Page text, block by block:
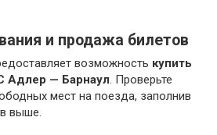
и продажа билетов
возможность купить
Адлер — Барнаул. Проверьте
мест на поезда, заполнив
выше.